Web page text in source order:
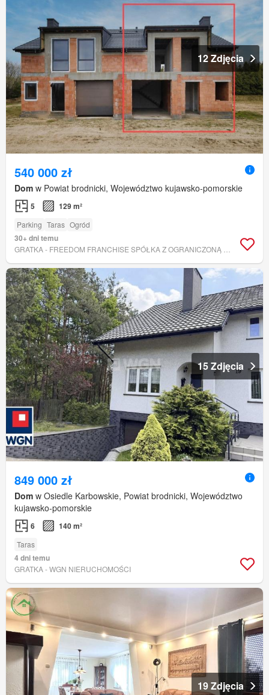
12 Zdjęcia
540 000 zł
Dom w Powiat brodnicki, Województwo kujawsko-pomorskie
5 129 m²
Parking Taras Ogród
30+ dni temu
15 Zdjęcia
849 000 zł
Dom w Osiedle Karbowskie, Powiat brodnicki, Województwo
kujawsko-pomorskie
6 140 m²
Taras
4 dni temu
GRATKA - WGN NIERUCHOMOŚCI
19 Zdjęcia